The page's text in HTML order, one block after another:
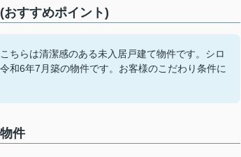
すすめポイント)
ちらは清潔感のある未入居戸建て物件です。シロ
和6年7月築の物件です。お客様のこだわり条件に
件